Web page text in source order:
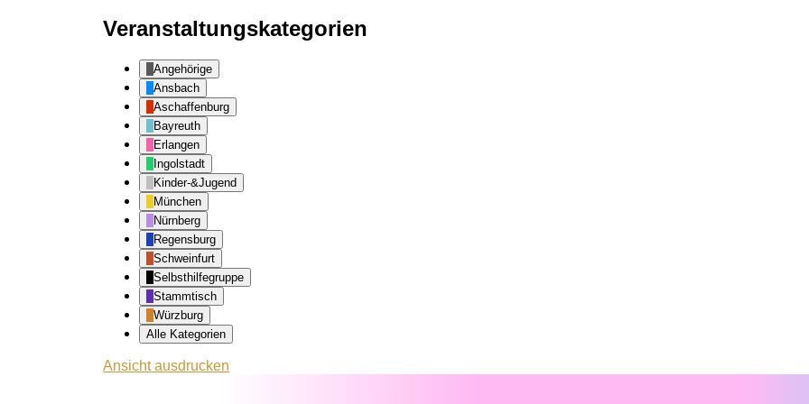
Veranstaltungskategorien
Angehörige
Ansbach
Aschaffenburg
Bayreuth
Erlangen
Ingolstadt
Kinder-&Jugend
München
Nürnberg
Regensburg
Schweinfurt
Selbsthilfegruppe
Stammtisch
Würzburg
Alle Kategorien
Ansichtausdrucken